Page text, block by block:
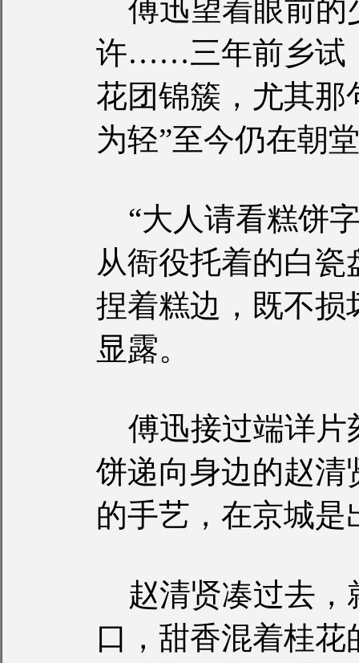
傅迅望着眼前的
许……三年前乡试
花团锦簇，尤其那
为轻”至今仍在朝
“大人请看糕饼
从衙役托着的白
捏着糕边，既不损
显露。
傅迅接过端详片
饼递向身边的赵清
的手艺，在京城是
赵清贤凑过去，
口，甜香混着桂